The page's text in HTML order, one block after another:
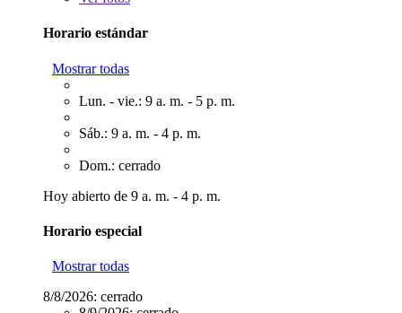
Horario estándar
Mostrar todas
Lun. - vie.: 9 a. m. - 5 p. m.
Sáb.: 9 a. m. - 4 p. m.
Dom.: cerrado
Hoy abierto de 9 a. m. - 4 p. m.
Horario especial
Mostrar todas
8/8/2026: cerrado